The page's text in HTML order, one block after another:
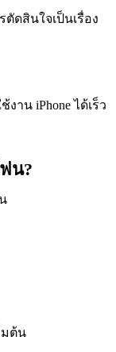
ดสินใจเป็นเรื่อง
าน iPhone ได้เร็ว
น?
มต้น